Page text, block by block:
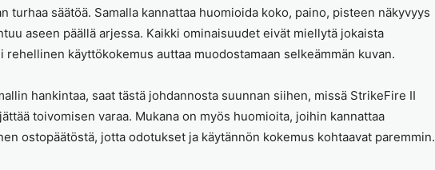
turhaa säätöä. Samalla kannattaa huomioida koko, paino, pisteen näkyvyys
aseen päällä arjessa. Kaikki ominaisuudet eivät miellytä jokaista
rehellinen käyttökokemus auttaa muodostamaan selkeämmän kuvan.
hankintaa, saat tästä johdannosta suunnan siihen, missä StrikeFire II
toivomisen varaa. Mukana on myös huomioita, joihin kannattaa
ostopäätöstä, jotta odotukset ja käytännön kokemus kohtaavat paremmin.